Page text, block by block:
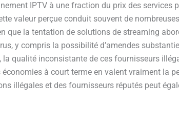
IPTV à une fraction du prix des
valeur perçue conduit souvent de
que la tentation de solutions de streaming
y compris la possibilité d’amendes
qualité inconsistante de ces fournisseurs
à court terme en valent vraiment la
illégales et des fournisseurs réputés peut